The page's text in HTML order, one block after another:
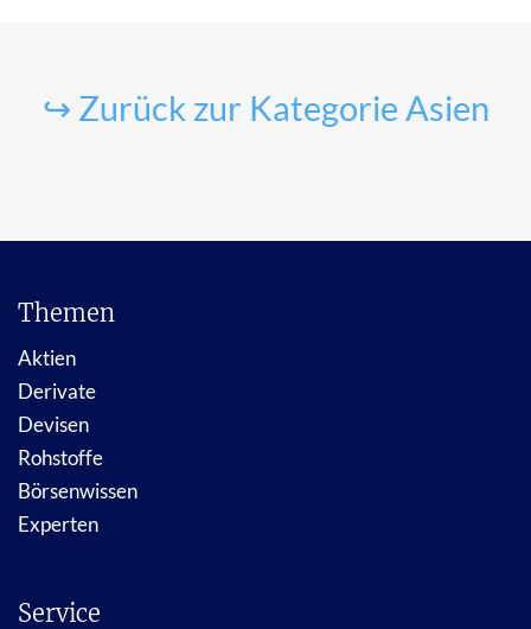
↪ Zurück zur Kategorie Asien
Themen
Aktien
Derivate
Devisen
Rohstoffe
Börsenwissen
Experten
Service